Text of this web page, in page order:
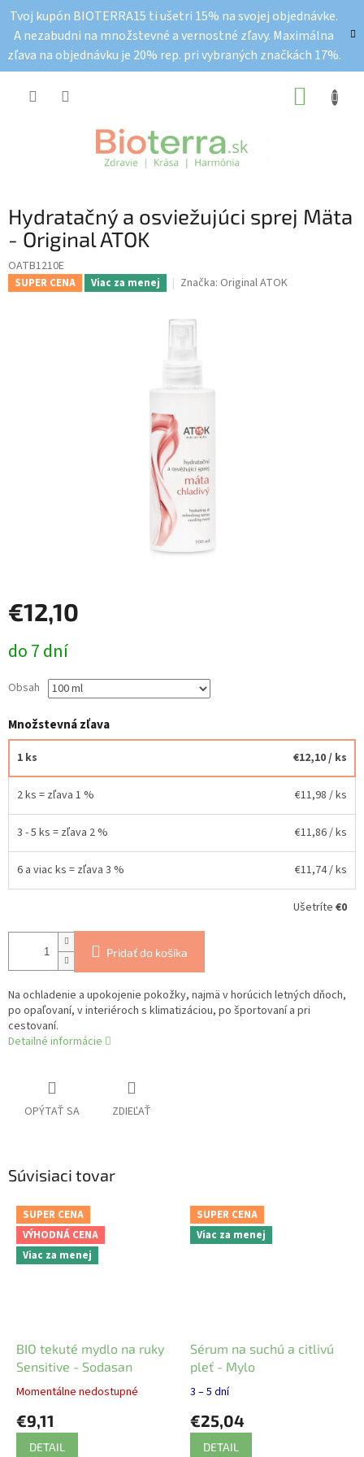
obsah
Tvoj kupón BIOTERRA15 ti ušetri 15% na svojej objednávke.
A nezabudni na množstevné a vernostné zľavy. Maximálna
zľava na objednávku je 20% rep. pri vybraných značkách 17%.
Hydratačný a osviežujúci sprej Mäta
- Original ATOK
OATB1210E
SUPER CENA Viac za menej Značka: Original ATOK
€12,10
cena:
do 7 dní
Obsah
Množstevná zľava
1 ks €12,10/ ks
2 ks = zľava 1 % €11,98 / ks
3 - 5 ks = zľava 2 % €11,86/ ks
6 a viac ks = zľava 3 % €11,74/ ks
Ušetríte €0
Pridať do košíka
Na ochladenie a upokojenie pokožky, najmä v horúcich letných dňoch,
po opaľovaní, v interiéroch s klimatizáciou, po športovaní a pri
cestovaní.
Detailné informácie
OPÝTAŤ SA ZDIEĽAŤ
Súvisiaci tovar
SUPER CENA
VÝHODNÁ CENA
Viac za menej
BIO tekuté mydlo na ruky
Sensitive - Sodasan
Momentálne nedostupné
€9,11
DETAIL
SUPER CENA
Viac za menej
Sérum na suchú a citlivú
pleť - Mylo
3 – 5 dní
€25,04
DETAIL